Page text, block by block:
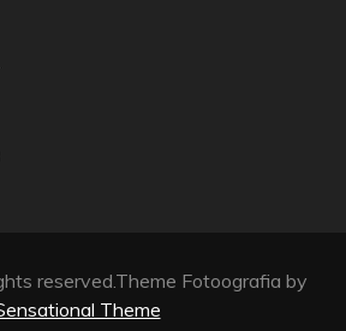
reserved.Theme Fotoografia by
Theme